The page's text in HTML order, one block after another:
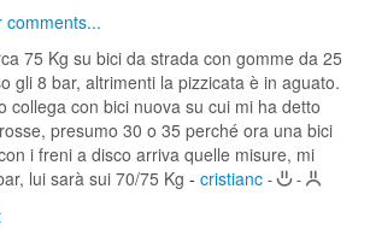
comments...
75 Kg su bici da strada con gomme da 25
gli 8 bar, altrimenti la pizzicata è in aguato.
collega con bici nuova su cui mi ha detto
presumo 30 o 35 perché ora una bici
i freni a disco arriva quelle misure, mi
lui sarà sui 70/75 Kg - cristianc - -